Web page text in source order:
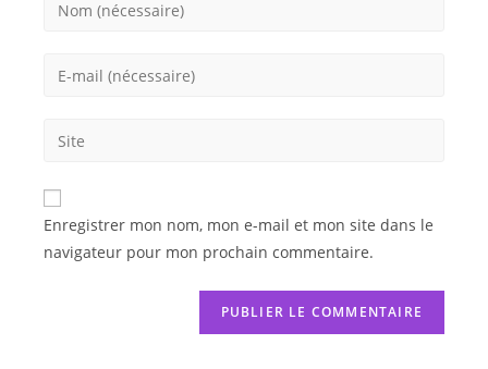
Enregistrer mon nom, mon e-mail et mon site dans le
navigateur pour mon prochain commentaire.